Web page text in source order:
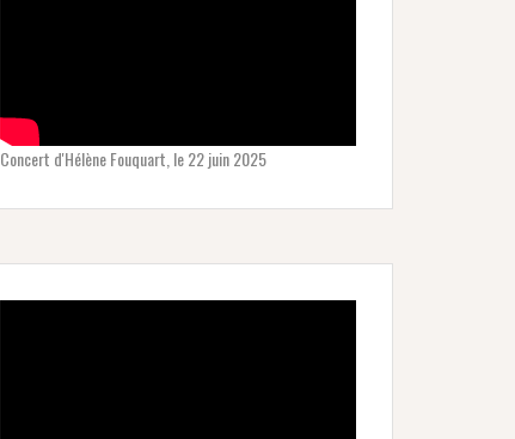
Concert d'Hélène Fouquart, le 22 juin 2025